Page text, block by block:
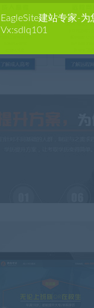
EagleSite建站专家-
Vx:sdlq101